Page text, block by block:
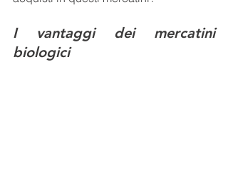
I vantaggi dei mercatini
biologici